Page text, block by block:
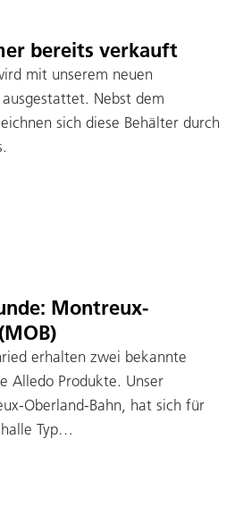
bereits verkauft
mit unserem neuen
Nebst dem
sich diese Behälter durch
Montreux-
erhalten zwei bekannte
Alledo Produkte. Unser
Oberland-Bahn, hat sich für
Typ…